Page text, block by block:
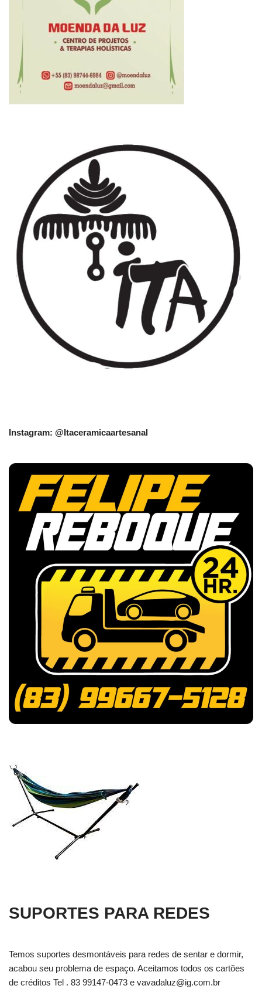
Instagram: @Itaceramicaartesanal
SUPORTES PARA REDES
Temos suportes desmontáveis para redes de sentar e dormir,
acabou seu problema de espaço. Aceitamos todos os cartões
de créditos Tel . 83 99147-0473 e vavadaluz@ig.com.br